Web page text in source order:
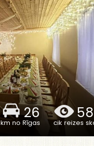
26
km no Rīgas cik reizes